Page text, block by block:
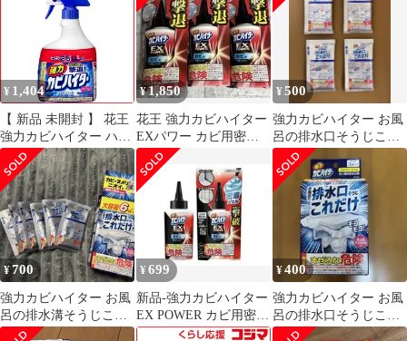
¥ 1,404
【 新品 未開封 】 花王
強力カビハイター ハン
ディスプレー 特大
1000mL 未使用 送料無
料
¥1,850
花王 強力カビハイター
EXパワー カビ用密着
ジェル 3本セット
¥500
強力カビハイター お風
呂の排水口そうじこれ
だけ 40g×4袋 浴室用排
水口洗浄剤
¥700
強力カビハイター お風
呂の排水溝そうじこれ
だけ 6袋入り
¥699
新品‐強力カビハイター
EX POWER カビ用密着
ジェル
¥400
強力カビハイター お風
呂の排水口そうじこれ
だけ 3個入り